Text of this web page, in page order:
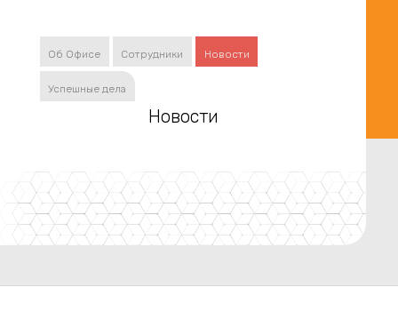
Об Офисе Сотрудники Новости
Успешные дела
Новости